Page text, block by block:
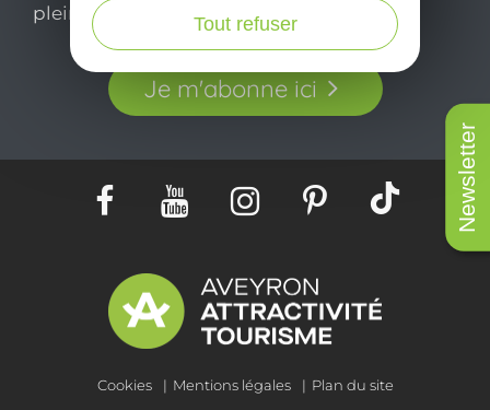
Newsletter
pleinement de votre séjour en Aveyron.
Je m'abonne ici
Cookies Mentions légales Plan du site
Tout refuser